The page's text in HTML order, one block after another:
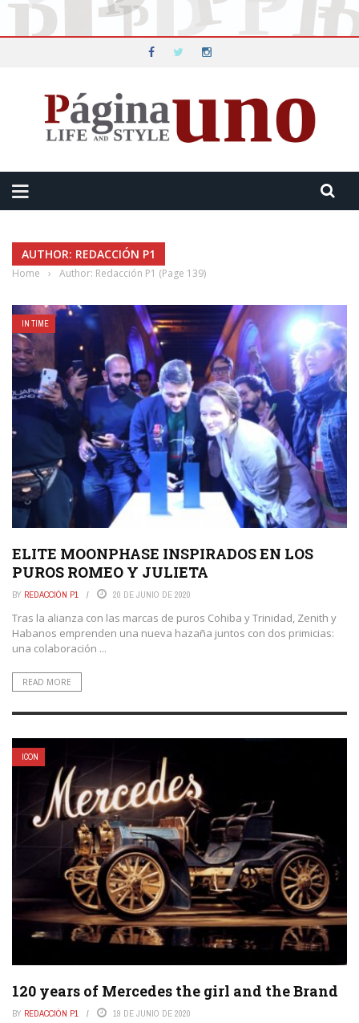
AUTHOR: REDACCIÓN P1
Home › Author: Redacción P1 (Page 139)
IN TIME
ELITE MOONPHASE INSPIRADOS EN LOS
PUROS ROMEO Y JULIETA
BY REDACCIÓN P1 20 DE JUNIO DE 2020
Tras la alianza con las marcas de puros Cohiba y Trinidad, Zenith y
Habanos emprenden una nueva hazaña juntos con dos primicias:
una colaboración ...
READ MORE
ICON
120 years of Mercedes the girl and the Brand
BY REDACCIÓN P1 19 DE JUNIO DE 2020